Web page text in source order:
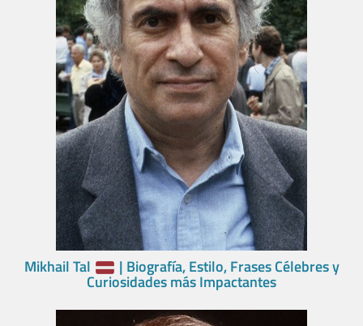
Mikhail Tal | Biografía, Estilo, Frases Célebres y
Curiosidades más Impactantes